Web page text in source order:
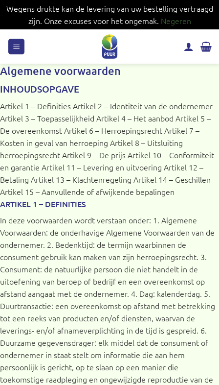
Wegens drukte kan de levering van uw bestelling vertraagd
zijn. Onze excuses voor het ongemak. Negeren
naar
Algemene voorwaarden
INHOUDSOPGAVE
Artikel 1 – Definities Artikel 2 – Identiteit van de ondernemer
Artikel 3 – Toepasselijkheid Artikel 4 – Het aanbod Artikel 5 –
De overeenkomst Artikel 6 – Herroepingsrecht Artikel 7 –
Kosten in geval van herroeping Artikel 8 – Uitsluiting
herroepingsrecht Artikel 9 – De prijs Artikel 10 – Conformiteit
en garantie Artikel 11 – Levering en uitvoering Artikel 12 –
Betaling Artikel 13 – Klachtenregeling Artikel 14 – Geschillen
Artikel 15 – Aanvullende of afwijkende bepalingen
ARTIKEL 1 – DEFINITIES
In deze voorwaarden wordt verstaan onder: 1. Algemene
Voorwaarden: de onderhavige Algemene Voorwaarden van de
ondernemer. 2. Bedenktijd: de termijn waarbinnen de
consument gebruik kan maken van zijn herroepingsrecht. 3.
Consument: de natuurlijke persoon die niet handelt in de
uitoefening van beroep of bedrijf en een overeenkomst op
afstand aangaat met de ondernemer. 4. Dag: kalenderdag. 5.
Duurtransactie: een overeenkomst op afstand met betrekking
tot een reeks van producten en/of diensten, waarvan de
leverings- en/of afnameverplichting in de tijd is gespreid. 6.
Duurzame gegevensdrager: elk middel dat de consument of
ondernemer in staat stelt om informatie die aan hem
persoonlijk is gericht, op te slaan op een manier die
toekomstige raadpleging en ongewijzigde reproductie van de